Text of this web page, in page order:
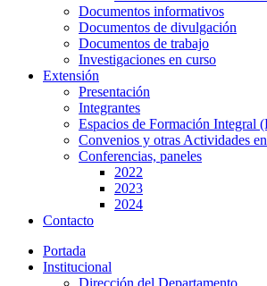
Documentos informativos
Documentos de divulgación
Documentos de trabajo
Investigaciones en curso
Extensión
Presentación
Integrantes
Espacios de Formación Integral
Convenios y otras Actividades
Conferencias, paneles
2022
2023
2024
Contacto
Portada
Institucional
Dirección del Departamento